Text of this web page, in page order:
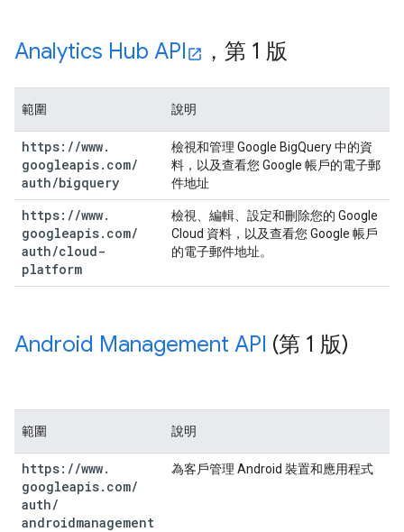
Analytics Hub API ，第 1 版
範圍 說明
https: //www.
googleapis. com/
auth/bigquery
檢視和管理 Google BigQuery 中的資
料，以及查看您 Google 帳戶的電子郵
件地址
https: //www.
googleapis. com/
auth/cloud-
platform
檢視、編輯、設定和刪除您的 Google
Cloud 資料，以及查看您 Google 帳戶
的電子郵件地址。
Android Management API (第 1 版)
範圍 說明
https: //www.
googleapis. com/
auth/
androidmanagement
為客戶管理 Android 裝置和應用程式